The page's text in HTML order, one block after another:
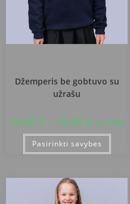
Džemperis be gobtuvo su
užrašu
34,00 € – 35,00 € su PVM
Pasirinkti savybes